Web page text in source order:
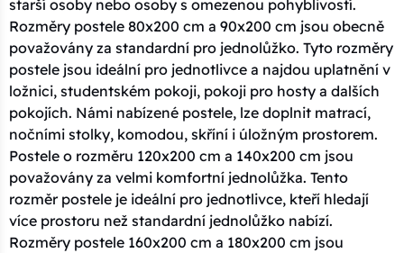
starší osoby nebo osoby s omezenou pohyblivostí.
Rozměry postele 80x200 cm a 90x200 cm jsou obecně
považovány za standardní pro jednolůžko. Tyto rozměry
postele jsou ideální pro jednotlivce a najdou uplatnění v
ložnici, studentském pokoji, pokoji pro hosty a dalších
pokojích. Námi nabízené postele, lze doplnit matrací,
nočními stolky, komodou, skříní i úložným prostorem.
Postele o rozměru 120x200 cm a 140x200 cm jsou
považovány za velmi komfortní jednolůžka. Tento
rozměr postele je ideální pro jednotlivce, kteří hledají
více prostoru než standardní jednolůžko nabízí.
Rozměry postele 160x200 cm a 180x200 cm jsou